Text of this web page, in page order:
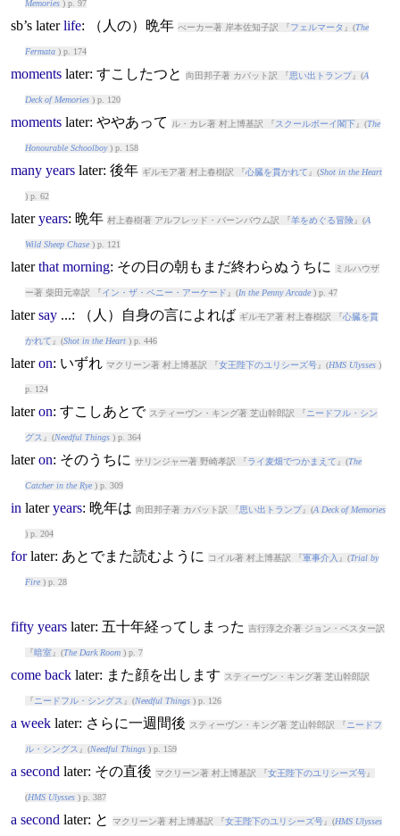
Memories) p. 97
sb’s later life: （人の）晩年 べーカー著 岸本佐知子訳 『 フェルマータ 』(The
Fermata) p. 174
moments later: すこしたつと 向田邦子著 カバット訳 『思い出トランプ』(A
Deck of Memories) p. 120
moments later: ややあって ル・カレ著 村上博基訳 『 スクールボーイ閣下 』(The
Honourable Schoolboy) p. 158
many years later: 後年 ギルモア著 村上春樹訳 『心臓を貫かれて 』(Shot in the Heart
) p. 62
later years: 晩年 村上春樹著 アルフレッド・バーンバウム訳 『羊をめぐる冒険』(A
Wild Sheep Chase) p. 121
later that morning: その日の朝もまだ終わらぬうちに ミルハウザ
ー著 柴田元幸訳 『 イン・ザ・ペニー・アーケード 』(In the Penny Arcade) p. 47
later say...: （人）自身の言によれば ギルモア著 村上春樹訳 『心臓を貫
かれて 』(Shot in the Heart) p. 446
later on: いずれ マクリーン著 村上博基訳 『女王陛下のユリシーズ号』(HMS Ulysses)
p. 124
later on: すこしあとで スティーヴン・キング著 芝山幹郎訳 『 ニードフル・シン
グス 』(Needful Things) p. 364
later on: そのうちに サリンジャー著 野崎孝訳 『 ライ麦畑でつかまえて 』(The
Catcher in the Rye) p. 309
in later years: 晩年は 向田邦子著 カバット訳 『思い出トランプ』(A Deck of Memories
) p. 204
for later: あとでまた読むように コイル著 村上博基訳 『軍事介入 』(Trial by
Fire) p. 28
fifty years later: 五十年経ってしまった 吉行淳之介著 ジョン・ベスター訳
『 暗室』(The Dark Room) p. 7
come back later: また顔を出します スティーヴン・キング著 芝山幹郎訳
『 ニードフル・シングス 』(Needful Things) p. 126
a week later: さらに一週間後 スティーヴン・キング著 芝山幹郎訳 『 ニードフ
ル・シングス 』(Needful Things) p. 159
a second later: その直後 マクリーン著 村上博基訳 『女王陛下のユリシーズ号』
(HMS Ulysses) p. 387
a second later: と マクリーン著 村上博基訳 『女王陛下のユリシーズ号』(HMS Ulysses